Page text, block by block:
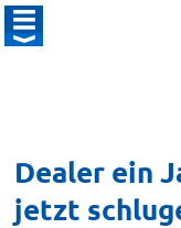
Dealer ein
jetzt